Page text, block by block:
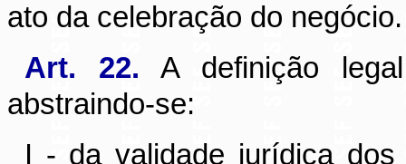
ato da celebração do negócio.
Art. 22. A definição
abstraindo-se:
I - da validade jurídica dos